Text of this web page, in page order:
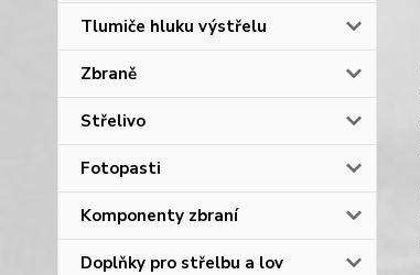
Tlumiče hluku výstřelu
Zbraně
Střelivo
Fotopasti
Komponenty zbraní
Doplňky pro střelbu a lov